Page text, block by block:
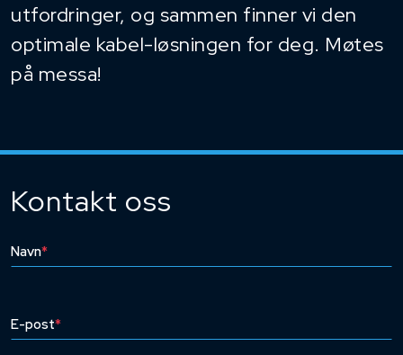
utfordringer, og sammen finner vi den
optimale kabel-løsningen for deg. Møtes
på messa!
Kontakt oss
Navn*
E-post*